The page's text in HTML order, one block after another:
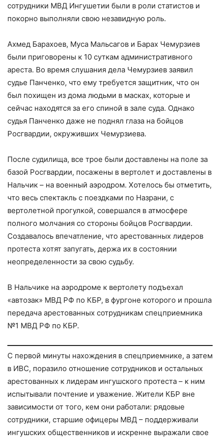
сотрудники МВД Ингушетии были в роли статистов и
покорно выполняли свою незавидную роль.
Ахмед Барахоев, Муса Мальсагов и Барах Чемурзиев
были приговорены к 10 суткам административного
ареста. Во время слушания дела Чемурзиев заявил
судье Панченко, что ему требуется защитник, что он
был похищен из дома людьми в масках, которые и
сейчас находятся за его спиной в зале суда. Однако
судья Панченко даже не поднял глаза на бойцов
Росгвардии, окруживших Чемурзиева.
После судилища, все трое были доставлены на поле за
базой Росгвардии, посажены в вертолет и доставлены в
Нальчик – на военный аэродром. Хотелось бы отметить,
что весь спектакль с поездками по Назрани, с
вертолетной прогулкой, совершался в атмосфере
полного молчания со стороны бойцов Росгвардии.
Создавалось впечатление, что арестованных лидеров
протеста хотят запугать, держа их в состоянии
неопределенности за свою судьбу.
В Нальчике на аэродроме к вертолету подъехал
«автозак» МВД РФ по КБР, в фургоне которого и прошла
передача арестованных сотрудникам спецприемника
№1 МВД РФ по КБР.
С первой минуты нахождения в спецприемнике, а затем
в ИВС, поразило отношение сотрудников и остальных
арестованных к лидерам ингушского протеста – к ним
испытывали почтение и уважение. Жители КБР вне
зависимости от того, кем они работали: рядовые
сотрудники, старшие офицеры МВД – поддерживали
ингушских общественников и искренне выражали свое